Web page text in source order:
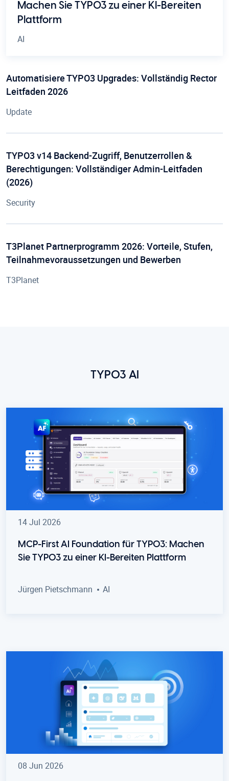
Machen Sie TYPO3 zu einer KI-Bereiten
Plattform
AI
Automatisiere TYPO3 Upgrades: Vollständig Rector
Leitfaden 2026
Update
TYPO3 v14 Backend-Zugriff, Benutzerrollen &
Berechtigungen: Vollständiger Admin-Leitfaden
(2026)
Security
T3Planet Partnerprogramm 2026: Vorteile, Stufen,
Teilnahmevoraussetzungen und Bewerben
T3Planet
TYPO3 AI
14 Jul 2026
MCP-First AI Foundation für TYPO3: Machen
Sie TYPO3 zu einer KI-Bereiten Plattform
Jürgen Pietschmann AI
08 Jun 2026